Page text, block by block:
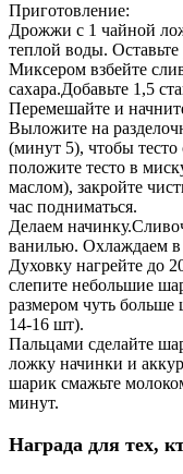
Приготовление:
Дрожжи с 1 чайной
теплой воды. Оставьте
Миксером взбейте
сахара.Добавьте 1,5
Перемешайте и
Выложите на
(минут 5), чтобы
положите тесто в
маслом), закройте
час подниматься.
Делаем
ванилью. Охлаждаем в
Духовку нагрейте до
слепите небольшие
размером чуть больше
14-16 шт).
Пальцами сделайте
ложку начинки и
шарик смажьте
минут.
Награда для тех,